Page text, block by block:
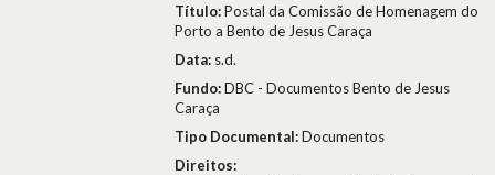
Título:Postal da Comissão de Homenagem do
Porto a Bento de Jesus Caraça
Data: s.d.
Fundo:DBC - Documentos Bento de Jesus
Caraça
Tipo Documental:Documentos
Direitos: